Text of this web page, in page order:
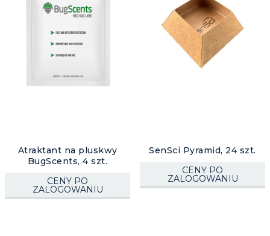
Atraktant na pluskwy
BugScents, 4 szt.
CENY PO
ZALOGOWANIU
SenSci Pyramid, 24 szt.
CENY PO
ZALOGOWANIU